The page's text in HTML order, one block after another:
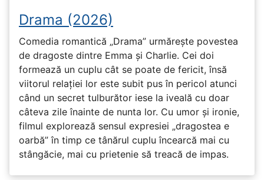
Drama (2026)
Comedia romantică „Drama” urmărește povestea
de dragoste dintre Emma și Charlie. Cei doi
formează un cuplu cât se poate de fericit, însă
viitorul relației lor este subit pus în pericol atunci
când un secret tulburător iese la iveală cu doar
câteva zile înainte de nunta lor. Cu umor și ironie,
filmul explorează sensul expresiei „dragostea e
oarbă” în timp ce tânărul cuplu încearcă mai cu
stângăcie, mai cu prietenie să treacă de impas.